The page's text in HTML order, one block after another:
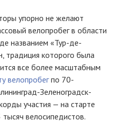
упорно не желают
велопробег в области
названием «Тур-де-
традиция которого была
все более масштабным
велопробегпо 70-
Зеленоградск-
участия — на старте
велосипедистов.